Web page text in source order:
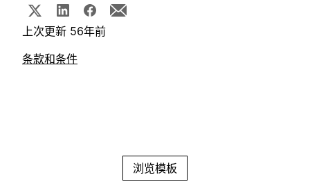
上次更新 56年前
条款和条件
浏览模板